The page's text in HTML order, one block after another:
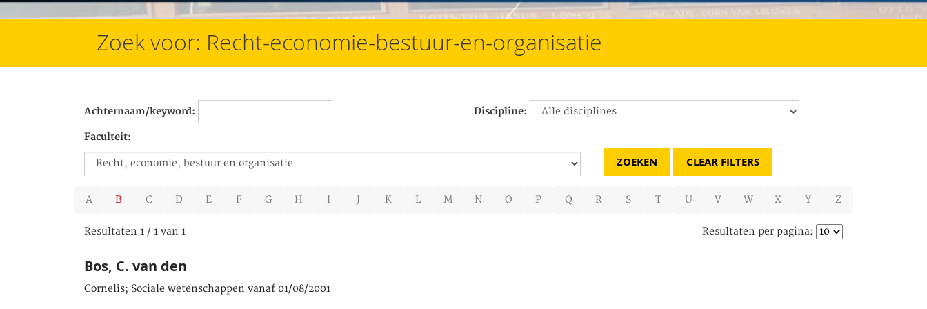
Zoek voor: Recht-economie-bestuur-en-organisatie
Achternaam/keyword: Discipline:
Faculteit:
CLEAR FILTERS
A B C D E F G H I J K L M N O P Q R S T U V W X Y Z
Resultaten 1 / 1 van 1 Resultaten per pagina:
Bos, C. van den
Cornelis; Sociale wetenschappen vanaf 01/08/2001